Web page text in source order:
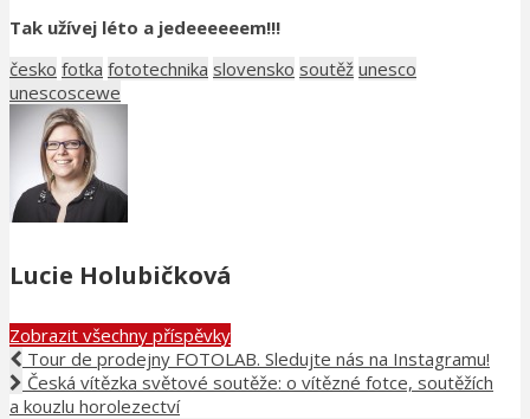
Tak užívej léto a jedeeeeeem!!!
česko fotka fototechnika slovensko soutěž unesco
unescoscewe
Lucie Holubičková
Zobrazit všechny příspěvky
Tour de prodejny FOTOLAB. Sledujte nás na Instagramu!
Česká vítězka světové soutěže: o vítězné fotce, soutěžích
a kouzlu horolezectví